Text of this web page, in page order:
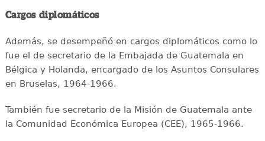
Cargos diplomáticos
Además, se desempeñó en cargos diplomáticos como lo
fue el de secretario de la Embajada de Guatemala en
Bélgica y Holanda, encargado de los Asuntos Consulares
en Bruselas, 1964-1966.
También fue secretario de la Misión de Guatemala ante
la Comunidad Económica Europea (CEE), 1965-1966.